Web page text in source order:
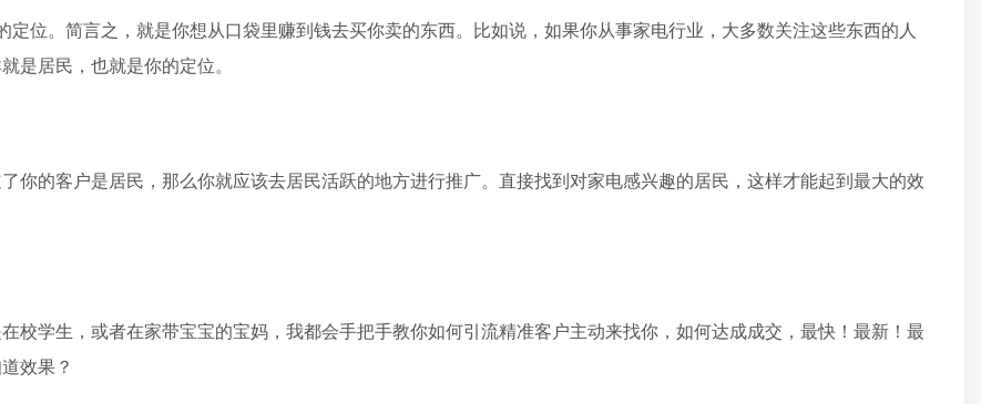
。简言之，就是你想从口袋里赚到钱去买你卖的东西。比如说，如果你从事家电行业，大多数关注这些东西的人
是居民，也就是你的定位。
的客户是居民，那么你就应该去居民活跃的地方进行推广。直接找到对家电感兴趣的居民，这样才能起到最大的效
学生，或者在家带宝宝的宝妈，我都会手把手教你如何引流精准客户主动来找你，如何达成成交，最快！最新！最
效果？